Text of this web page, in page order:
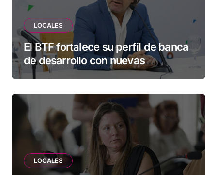
LOCALES
El BTF fortalece su perfil de banca
de desarrollo con nuevas
herramientas para familias y
LOCALES